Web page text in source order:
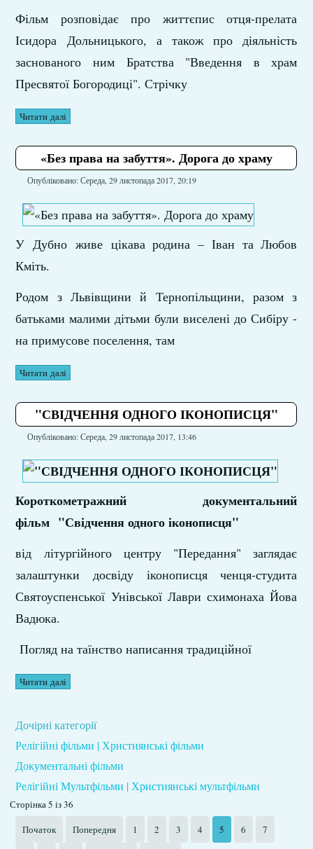
Фільм розповідає про життєпис отця-прелата
Ісидора Дольницького, а також про діяльність
заснованого ним Братства "Введення в храм
Пресвятої Богородиці". Стрічку
Читати далі
«Без права на забуття». Дорога до храму
Опубліковано: Середа, 29 листопада 2017, 20:19
У Дубно живе цікава родина – Іван та Любов
Кміть.
Родом з Львівщини й Тернопільщини, разом з
батьками малими дітьми були виселені до Сибіру -
на примусове поселення, там
Читати далі
"СВІДЧЕННЯ ОДНОГО ІКОНОПИСЦЯ"
Опубліковано: Середа, 29 листопада 2017, 13:46
Короткометражний документальний
фільм "Свідчення одного іконописця"
від літургійного центру "Передання" заглядає
залаштунки досвіду іконописця ченця-студита
Святоуспенської Унівської Лаври схимонаха Йова
Вадюка.
Погляд на таїнство написання традиційної
Читати далі
Дочірні категорії
Релігійні фільми | Християнські фільми
Документальні фільми
Релігійні Мультфільми | Християнські мультфільми
Сторінка 5 із 36
Початок
Попередня 1 2 3 4 5 6 7